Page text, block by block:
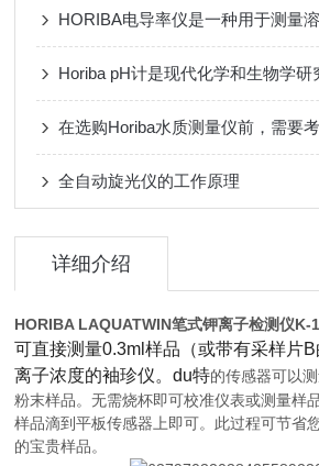
HORIBA电导率仪是一种用于测量
Horiba pH计是现代化学和生物学研
在选购Horiba水质测量仪前，需要
全自动旋光仪的工作原理
详细介绍
HORIBA LAQUATWIN笔式钾离子检测仪K-
可直接测量0.3ml样品（或带有采样片
离子浓度的袖珍仪。du特的传感器可以
粉末样品。无需烧杯即可校准仪表或测量样
样品滴到平板传感器上即可。此过程可节省
的宝贵样品。